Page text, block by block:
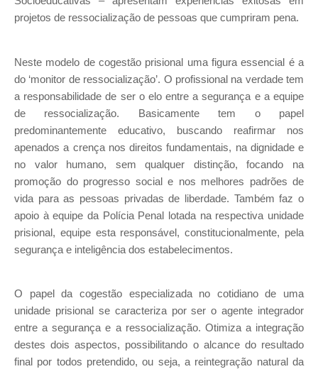
projetos de ressocialização de pessoas que cumpriram pena.
Neste modelo de cogestão prisional uma figura essencial é a
do ‘monitor de ressocialização’. O profissional na verdade tem
a responsabilidade de ser o elo entre a segurança e a equipe
de ressocialização. Basicamente tem o papel
predominantemente educativo, buscando reafirmar nos
apenados a crença nos direitos fundamentais, na dignidade e
no valor humano, sem qualquer distinção, focando na
promoção do progresso social e nos melhores padrões de
vida para as pessoas privadas de liberdade. Também faz o
apoio à equipe da Polícia Penal lotada na respectiva unidade
prisional, equipe esta responsável, constitucionalmente, pela
segurança e inteligência dos estabelecimentos.
O papel da cogestão especializada no cotidiano de uma
unidade prisional se caracteriza por ser o agente integrador
entre a segurança e a ressocialização. Otimiza a integração
destes dois aspectos, possibilitando o alcance do resultado
final por todos pretendido, ou seja, a reintegração natural da